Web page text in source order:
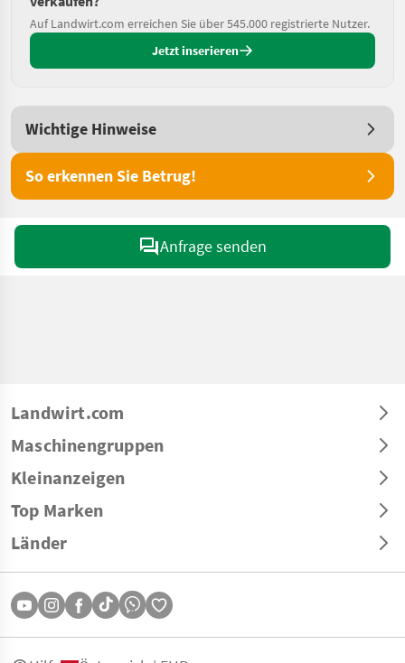
Auf Landwirt.com erreichen Sie über 545.000 registrierte Nutzer.
Jetzt inserieren
Wichtige Hinweise
So erkennen Sie Betrug!
Anfrage senden
Landwirt.com
Maschinengruppen
Kleinanzeigen
Top Marken
Länder